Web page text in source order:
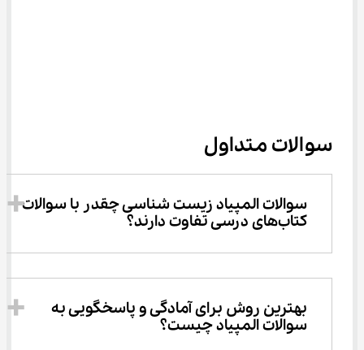
سوالات متداول
سوالات المپیاد زیست شناسی چقدر با سوالات
کتاب‌های درسی تفاوت دارند؟
بهترین روش برای آمادگی و پاسخگویی به
سوالات المپیاد چیست؟